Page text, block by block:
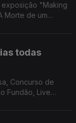
exposição "Making
Morte de um
todas
Concurso de
Fundão, Live